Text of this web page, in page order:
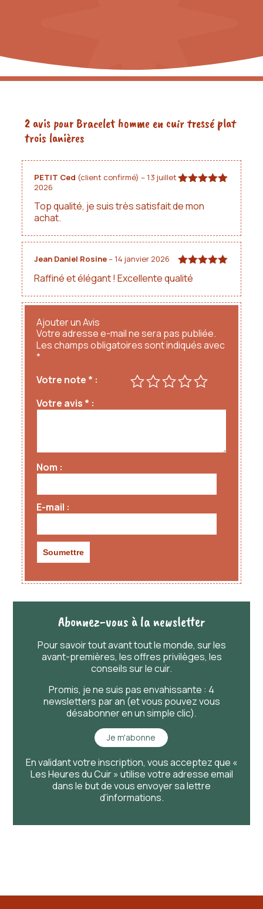
des années. C'est déjà pas mal.
À noter qu'il peut exister une légère différence de
2 avis pourBracelet homme en cuir tressé plat
trois lanières
PETIT Ced (client confirmé) –13 juillet
2026
Top qualité, je suis très satisfait de mon
achat.
Note
5
Jean Daniel Rosine–14 janvier 2026
Raffiné et élégant ! Excellente qualité
Ajouter un Avis
Votre adresse e-mail ne sera pas publiée.
Les champs obligatoires sont indiqués avec
*
Votre note *
Votre avis *
Nom
E-mail
Abonnez-vous à la newsletter
Pour savoirtoutavanttoutle monde, sur les
avant-premières, les offres privilèges, les
conseils sur le cuir.
Promis, je ne suis pas envahissante : 4
newsletters par an (et vous pouvez vous
désabonner en un simple clic).
Je m'abonne
En validant votre inscription, vous acceptez que «
Les Heures du Cuir » utilise votre adresse email
dans le but de vous envoyer sa lettre
d’informations.